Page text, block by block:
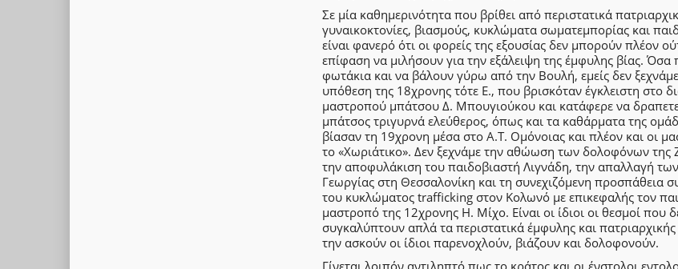
Σε μία καθημερινότητα που βρίθει από περιστατικά
γυναικοκτονίες, βιασμούς, κυκλώματα σωματεμπορίας και
είναι φανερό ότι οι φορείς της εξουσίας δεν μπορούν πλέον
επίφαση να μιλήσουν για την εξάλειψη της έμφυλης βίας. Όσα
φωτάκια και να βάλουν γύρω από την Βουλή, εμείς δεν
υπόθεση της 18χρονης τότε Ε., που βρισκόταν έγκλειστη στο
μαστροπού μπάτσου Δ. Μπουγιούκου και κατάφερε να
μπάτσος τριγυρνά ελεύθερος, όπως και τα καθάρματα της
βίασαν τη 19χρονη μέσα στο Α.Τ. Ομόνοιας και πλέον και οι
το «Χωριάτικο». Δεν ξεχνάμε την αθώωση των δολοφόνων της
την αποφυλάκιση του παιδοβιαστή Λιγνάδη, την απαλλαγή
Γεωργίας στη Θεσσαλονίκη και τη συνεχιζόμενη προσπάθεια
του κυκλώματος trafficking στον Κολωνό με επικεφαλής τον
μαστροπό της 12χρονης Η. Μίχο. Είναι οι ίδιοι οι θεσμοί που
συγκαλύπτουν απλά τα περιστατικά έμφυλης και
την ασκούν οι ίδιοι παρενοχλούν, βιάζουν και δολοφονούν.
Γίνεται λοιπόν αντιληπτό πως το κράτος και οι ένστολοι